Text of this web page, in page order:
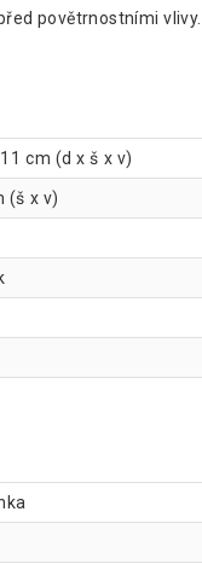
povětrnostními
cm (d x š x v)
(š x v)